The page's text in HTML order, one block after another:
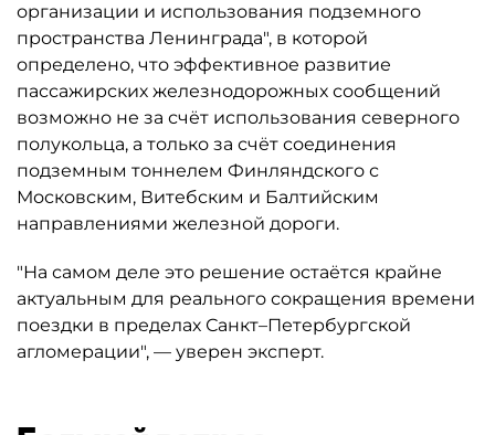
организации и использования подземного
пространства Ленинграда", в которой
определено, что эффективное развитие
пассажирских железнодорожных сообщений
возможно не за счёт использования северного
полукольца, а только за счёт соединения
подземным тоннелем Финляндского с
Московским, Витебским и Балтийским
направлениями железной дороги.
"На самом деле это решение остаётся крайне
актуальным для реального сокращения времени
поездки в пределах Санкт–Петербургской
агломерации", — уверен эксперт.